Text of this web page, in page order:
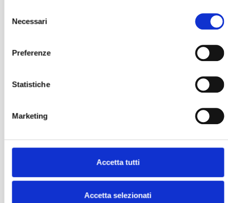
delNecessari
Preferenze
Statistiche
Marketing
Accetta tutti
Accetta selezionati